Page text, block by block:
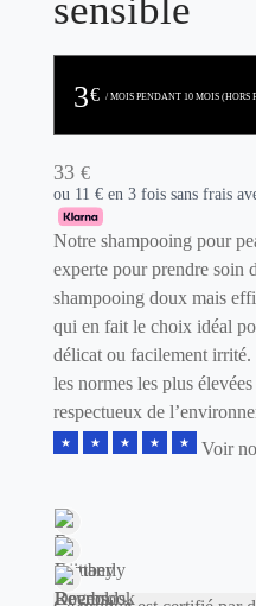
sensible
3€ / MOIS PENDANT 10 MOIS (HORS
33 €
ou 11 € en 3 fois sans frais
Notre shampooing pour
experte pour prendre soin
shampooing doux mais
qui en fait le choix idéal
délicat ou facilement
les normes les plus
respectueux de
Voir